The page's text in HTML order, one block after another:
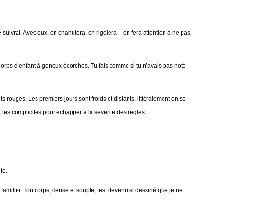
Avec eux, on chahutera, on rigolera – on fera attention à ne pas
d’enfant à genoux écorchés. Tu fais comme si tu n’avais pas noté
rouges. Les premiers jours sont froids et distants, littéralement on se
complicités pour échapper à la sévérité des règles.
Ton corps, dense et souple, est devenu si dessiné que je ne